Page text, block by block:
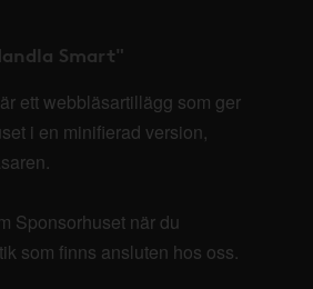
Smart"
ett webbläsartillägg som ger
i en minifierad version,
Sponsorhuset när du
som finns ansluten hos oss.